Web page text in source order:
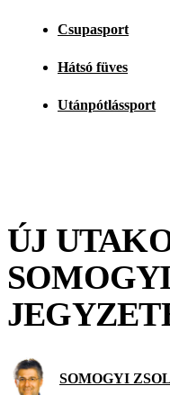
Csupasport
Hátsó füves
Utánpótlássport
ÚJ
SOMOGYI